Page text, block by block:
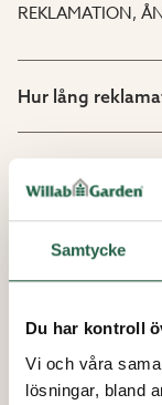
Samtycke
Du har kontroll
Vi och våra
lösningar, bland
REKLAMATION,
Hur lång
Jag har